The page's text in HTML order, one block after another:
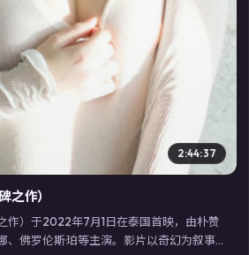
2:44:37
之作）
作）于2022年7月1日在泰国首映，由朴赞
、佛罗伦斯·珀等主演。影片以奇幻为叙事